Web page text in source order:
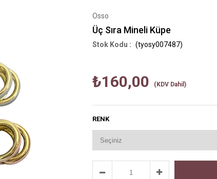
Osso
Üç Sıra Mineli Küpe
(tyosy007487)
₺160,00 (KDV Dahil)
RENK